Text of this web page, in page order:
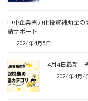
中小企業省力化投資補助金の
請サポート
2024年4月5日
4月4日最新
2024年4月4